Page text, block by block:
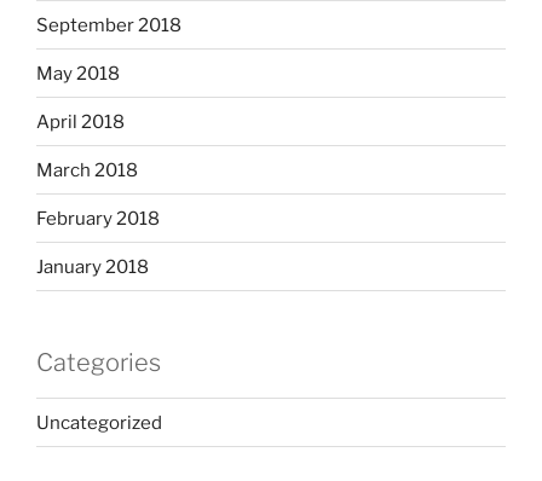
September 2018
May 2018
April 2018
March 2018
February 2018
January 2018
Categories
Uncategorized